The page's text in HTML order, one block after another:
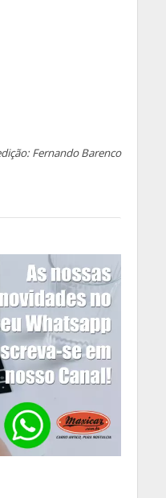
Fernando Barenco